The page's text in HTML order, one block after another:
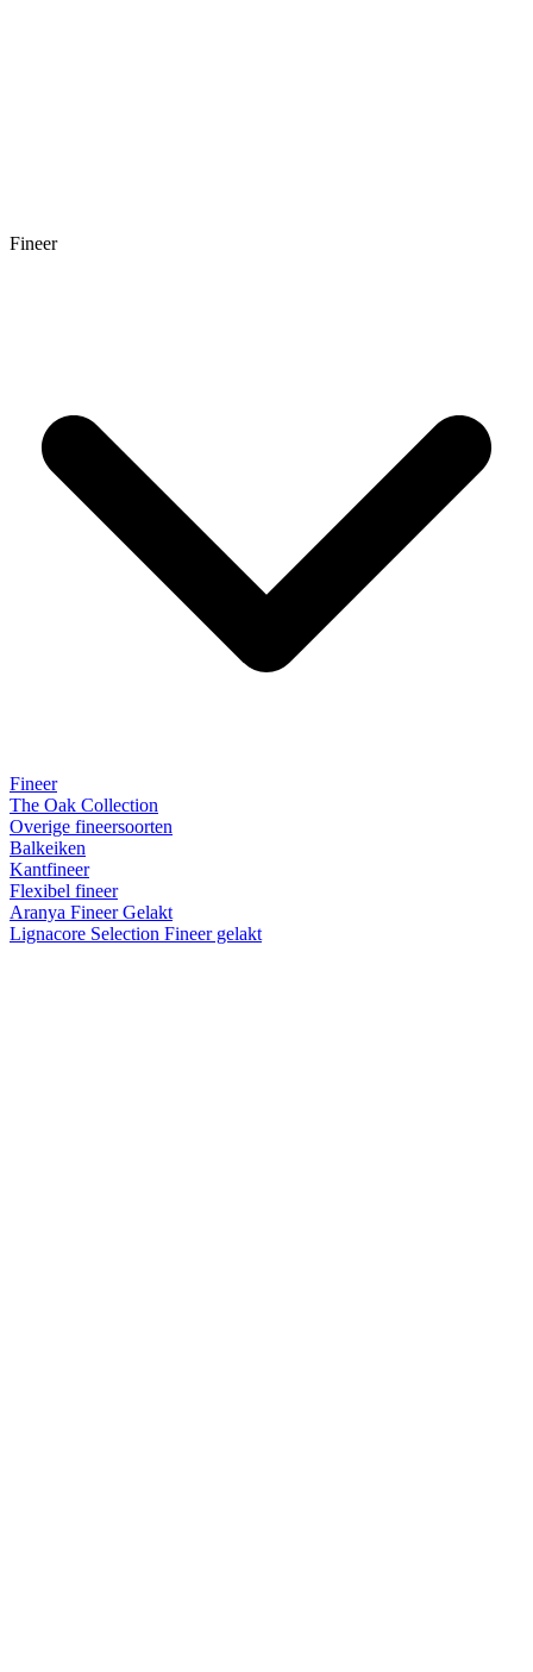
Fineer
Fineer
The Oak Collection
Overige fineersoorten
Balkeiken
Kantfineer
Flexibel fineer
Aranya Fineer Gelakt
Lignacore Selection Fineer gelakt